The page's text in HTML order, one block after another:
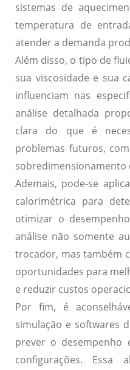
sistemas de
temperatura de
atender a demanda
Além disso, o tipo de
sua viscosidade e sua
influenciam nas
análise detalhada
clara do que é
problemas futuros,
sobredimensionamento
Ademais, pode-se
calorimétrica para
otimizar o
análise não somente
trocador, mas também
oportunidades para
e reduzir custos
Por fim, é
simulação e softwares
prever o desempenho
configurações. Essa